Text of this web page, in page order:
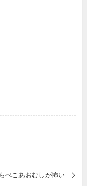
ぺこあおむしが怖い